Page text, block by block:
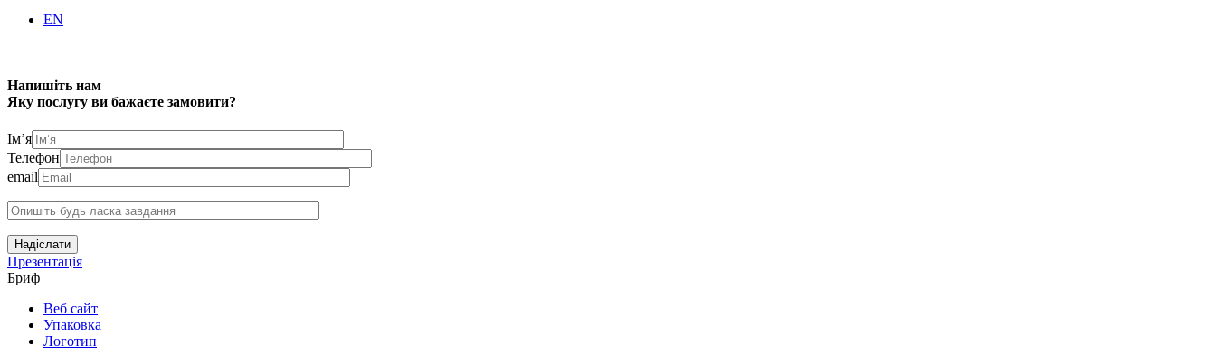
EN
Напишіть нам
Яку послугу ви бажаєте замовити?
Ім’я
Телефон
email
Надіслати
Презентація
Бриф
Веб сайт
Упаковка
Логотип